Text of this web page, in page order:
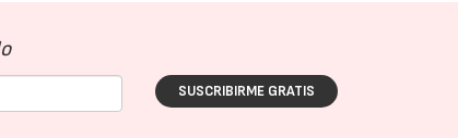
SUSCRIBIRME GRATIS